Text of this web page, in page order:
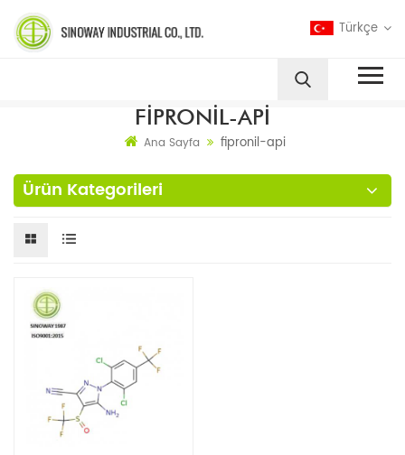
Türkçe
FIPRONIL-API
Ana Sayfa fipronil-api
Ürün Kategorileri